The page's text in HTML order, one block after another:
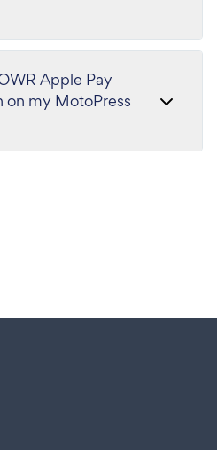
Apple Pay
on my MotoPress